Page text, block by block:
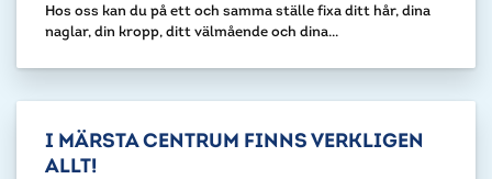
Hos oss kan du på ett och samma ställe fixa ditt hår, dina
naglar, din kropp, ditt välmående och dina...
I MÄRSTA CENTRUM FINNS VERKLIGEN
ALLT!